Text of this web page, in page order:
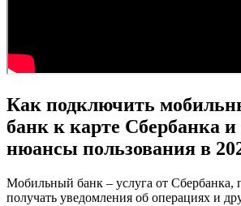
Как подключить
банк к карте Сбербанка
нюансы пользования в
Мобильный банк – услуга от Сбербанка,
получать уведомления об операциях и